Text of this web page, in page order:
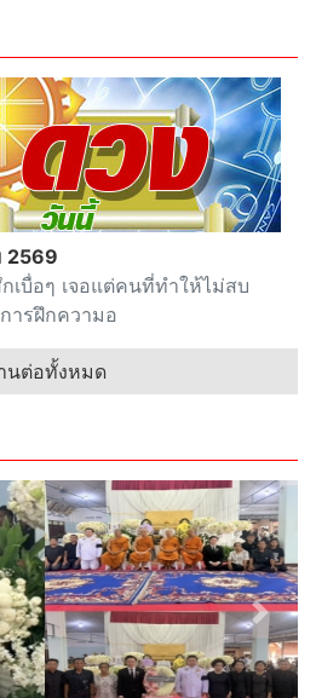
2569
เบื่อๆ เจอแต่คนที่ทำให้ไม่สบ
ารฝึกความอ
นต่อทั้งหมด
Next